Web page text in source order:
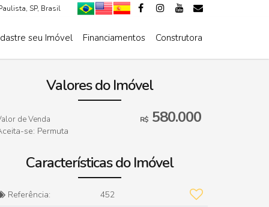
, SP, Brasil
Construtora
Financiamentos
seu Imóvel
Valores do Imóvel
R$ 580.000
de Venda
se: Permuta
Características do Imóvel
Referência:
452